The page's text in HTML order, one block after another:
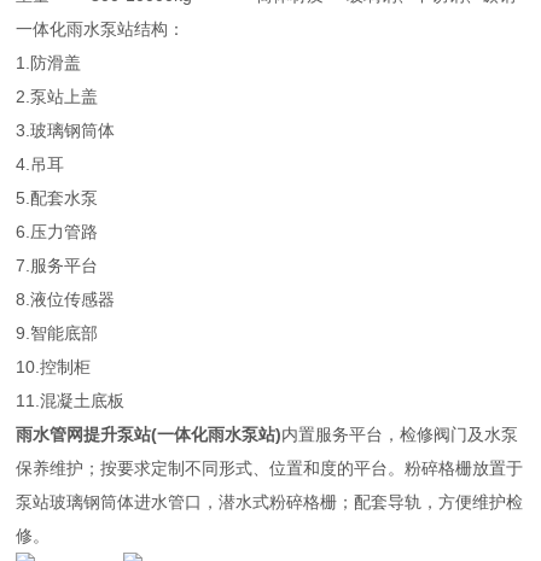
一体化雨水泵站结构：
1.防滑盖
2.泵站上盖
3.玻璃钢筒体
4.吊耳
5.配套水泵
6.压力管路
7.服务平台
8.液位传感器
9.智能底部
10.控制柜
11.混凝土底板
雨水管网提升泵站(一体化雨水泵站)内置服务平台，检修阀门及水泵
保养维护；按要求定制不同形式、位置和度的平台。粉碎格栅放置于
泵站玻璃钢筒体进水管口，潜水式粉碎格栅；配套导轨，方便维护检
修。